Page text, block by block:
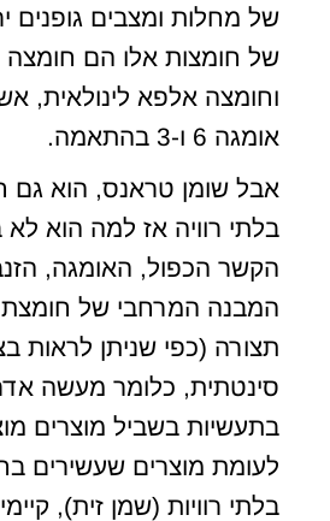
של מחלות ומצבים גופנים
של חומצות אלו הם חומצה
וחומצה אלפא לינולאית,
אומגה 6 ו-3 בהתאמה.
אבל שומן טראנס, הוא גם
בלתי רוויה אז למה הוא
הקשר הכפול, האומגה,
המבנה המרחבי של חומצת
תצורה (כפי שניתן לראות
סינטתית, כלומר מעשה
בתעשיות בשביל מוצרים
לעומת מוצרים שעשירים
בלתי רוויות (שמן זית),